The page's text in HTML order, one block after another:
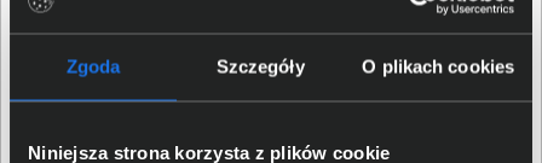
Zgoda Szczegóły O plikach cookies
Niniejsza strona korzysta z plików cookie